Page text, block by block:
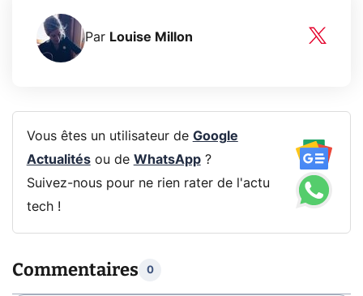
Par Louise Millon
Vous êtes un utilisateur de Google
Actualitésou de WhatsApp?
Suivez-nous pour ne rien rater de l'actu
tech !
Commentaires 0